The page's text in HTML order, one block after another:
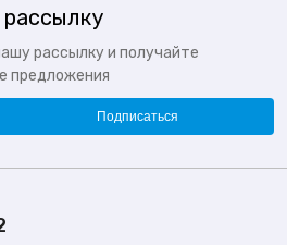
рассылку и получайте
предложения
Подписаться